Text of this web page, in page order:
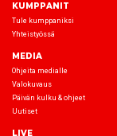
KUMPPANIT
Tule kumppaniksi
Yhteistyössä
MEDIA
Ohjeita medialle
Valokuvaus
Päivän kulku & ohjeet
Uutiset
LIVE